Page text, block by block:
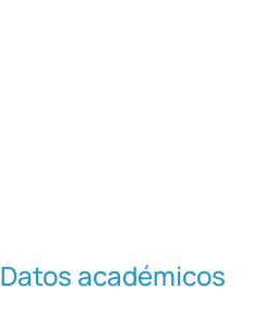
Datos académicos